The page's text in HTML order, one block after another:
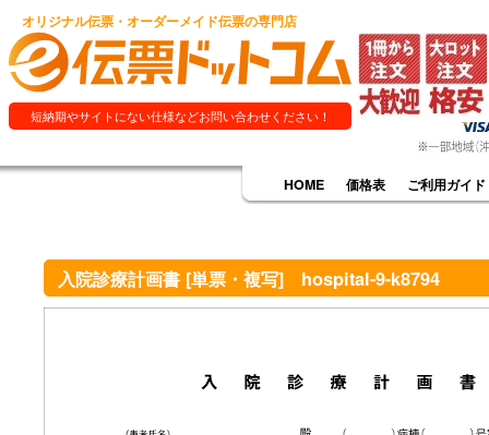
オリジナル伝票・オーダーメイド伝票の専門店
短納期やサイトにない仕様などお問い合わせください！
HOME 価格表 ご利用ガイド
入院診療計画書 [単票・複写] hospital-9-k8794